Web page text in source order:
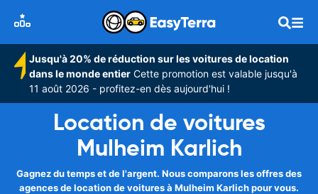
Jusqu'à 20% de réduction sur les voitures de location
dans le monde entier Cette promotion est valable jusqu'à
11 août 2026 - profitez-en dès aujourd'hui !
Location de voitures
Mulheim Karlich
Gagnez du temps et de l'argent. Nous comparons les offres des
agences de location de voitures à Mulheim Karlich pour vous.